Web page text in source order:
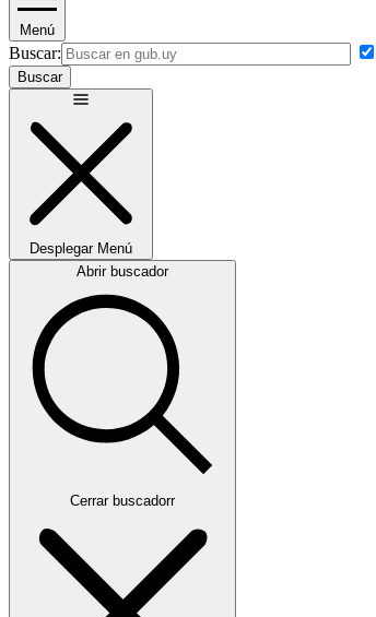
Menú
Buscar:
Buscar
Desplegar Menú
Abrir buscador
Cerrar buscadorr